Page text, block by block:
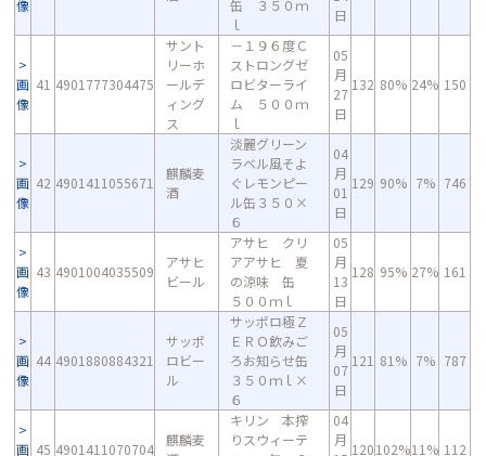
像
缶 ３５０ｍ
ｌ
日
画
像
41 4901777304475
サント
リーホ
ールデ
ィング
ス
－１９６度Ｃ
ストロングゼ
ロビターライ
ム ５００ｍ
ｌ
05
月
27
日
132 80% 24% 150
画
像
42 4901411055671
麒麟麦
酒
淡麗グリーン
ラベル風そよ
ぐレモンピー
ル缶３５０×
６
04
月
01
日
129 90% 7% 746
画
像
43 4901004035509
アサヒ
ビール
アサヒ クリ
アアサヒ 夏
の涼味 缶
５００ｍｌ
05
月
13
日
128 95% 27% 161
画
像
44 4901880884321
サッポ
ロビー
ル
サッポロ極Ｚ
ＥＲＯ飲みご
ろお知らせ缶
３５０ｍｌ×
６
05
月
07
日
121 81% 7% 787
画 45 4901411070704
麒麟麦
キリン 本搾
りスウィーテ
04
月
120102%11% 112